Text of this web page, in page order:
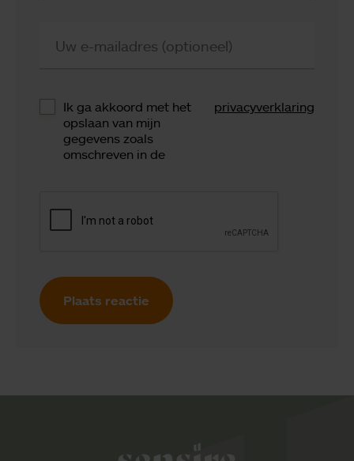
Uw e-mailadres (optioneel)
Ik ga akkoord met het
opslaan van mijn
gegevens zoals
omschreven in de
privacyverklaring
Plaats reactie